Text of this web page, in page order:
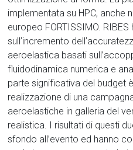
implementata su HPC, anche
europeo FORTISSIMO.
sull’incremento
aeroelastica basati
fluidodinamica numerica e
parte significativa del budget
realizzazione di una
aeroelastiche in galleria del
realistica. I risultati di questi
sfondo all’evento ed hanno